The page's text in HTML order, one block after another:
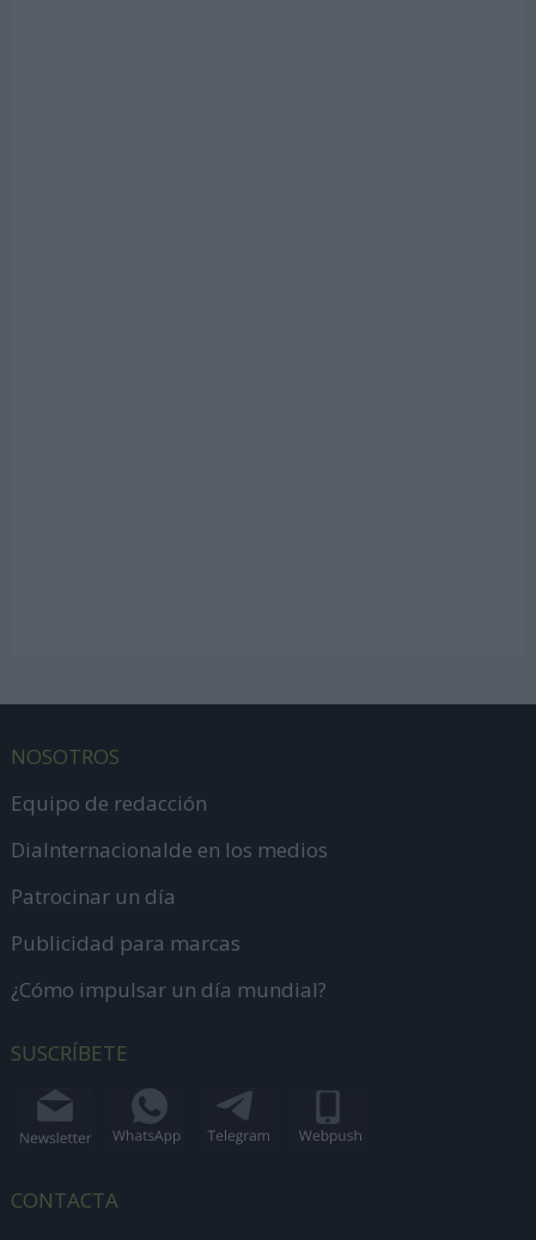
NOSOTROS
Equipo de redacción
DiaInternacionalde en los medios
Patrocinar un día
Publicidad para marcas
¿Cómo impulsar un día mundial?
SUSCRÍBETE
CONTACTA